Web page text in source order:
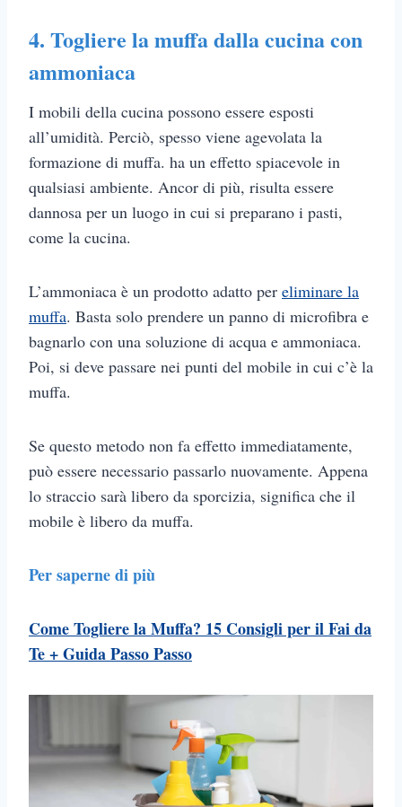
4. Togliere la muffa dalla cucina con
ammoniaca
I mobili della cucina possono essere esposti
all’umidità. Perciò, spesso viene agevolata la
formazione di muffa. ha un effetto spiacevole in
qualsiasi ambiente. Ancor di più, risulta essere
dannosa per un luogo in cui si preparano i pasti,
come la cucina.
L’ammoniaca è un prodotto adatto per eliminare la
muffa. Basta solo prendere un panno di microfibra e
bagnarlo con una soluzione di acqua e ammoniaca.
Poi, si deve passare nei punti del mobile in cui c’è la
muffa.
Se questo metodo non fa effetto immediatamente,
può essere necessario passarlo nuovamente. Appena
lo straccio sarà libero da sporcizia, significa che il
mobile è libero da muffa.
Per saperne di più
Come Togliere la Muffa? 15 Consigli per il Fai da
Te + Guida Passo Passo